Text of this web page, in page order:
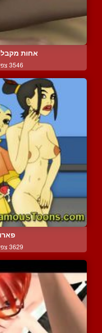
אחות
3546 צפיות
3629 צפיות